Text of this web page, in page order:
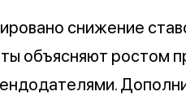
снижение
объясняют ростом